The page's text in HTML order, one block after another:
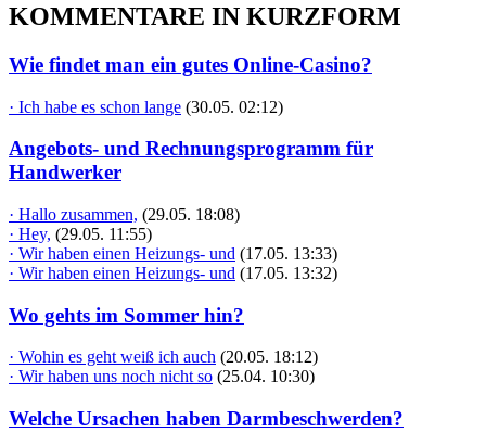
KOMMENTARE IN KURZFORM
Wie findet man ein gutes Online-Casino?
· Ich habe es schon lange (30.05. 02:12)
Angebots- und Rechnungsprogramm für
Handwerker
· Hallo zusammen, (29.05. 18:08)
· Hey, (29.05. 11:55)
· Wir haben einen Heizungs- und (17.05. 13:33)
· Wir haben einen Heizungs- und (17.05. 13:32)
Wo gehts im Sommer hin?
· Wohin es geht weiß ich auch (20.05. 18:12)
· Wir haben uns noch nicht so (25.04. 10:30)
Welche Ursachen haben Darmbeschwerden?